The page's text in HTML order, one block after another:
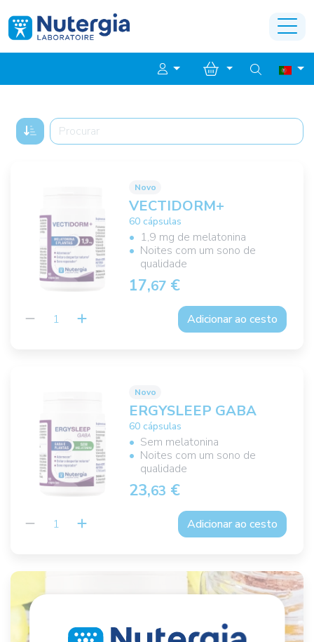
Novo
VECTIDORM+
60 cápsulas
1,9 mg de melatonina
Noites com um sono de
qualidade
17,67 €
Adicionar ao cesto
Novo
ERGYSLEEP GABA
60 cápsulas
Sem melatonina
Noites com um sono de
qualidade
23,63 €
Adicionar ao cesto
Para o equilíbrio feminino